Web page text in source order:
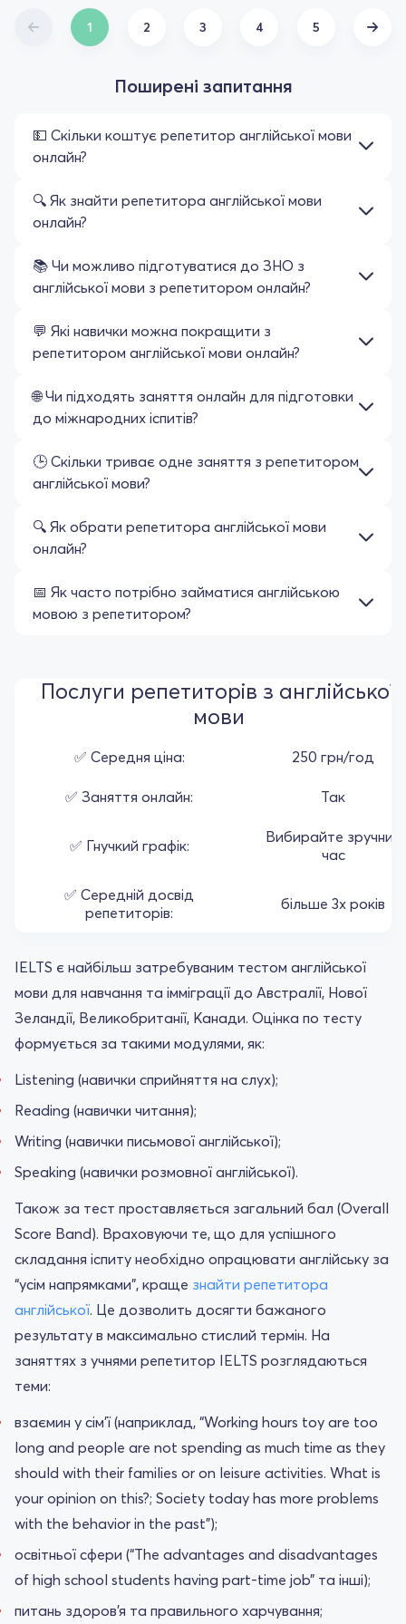
тиждня, вона займається зі мною о 5 ранку..
Рекомендую п. Наталію як професійного,
ввічливого, розумного, терпеливого ,
1 2 3 4 5
Поширені запитання
💵 Скільки коштує репетитор англійської мови
онлайн?
🔍 Як знайти репетитора англійської мови
онлайн?
📚 Чи можливо підготуватися до ЗНО з
англійської мови з репетитором онлайн?
💬 Які навички можна покращити з
репетитором англійської мови онлайн?
🌐 Чи підходять заняття онлайн для підготовки
до міжнародних іспитів?
🕒 Скільки триває одне заняття з репетитором
англійської мови?
🔍 Як обрати репетитора англійської мови
онлайн?
📅 Як часто потрібно займатися англійською
мовою з репетитором?
Послуги репетиторів з англійської
мови
✅ Середня ціна: 250 грн/год
✅ Заняття онлайн: Так
✅ Гнучкий графік:
Вибирайте зручний
час
✅ Середній досвід
репетиторів:
більше 3х років
IELTS є найбільш затребуваним тестом англійської
мови для навчання та імміграції до Австралії, Нової
Зеландії, Великобританії, Канади. Оцінка по тесту
формується за такими модулями, як:
Listening (навички сприйняття на слух);
Reading (навички читання);
Writing (навички письмової англійської);
Speaking (навички розмовної англійської).
Також за тест проставляється загальний бал (Overall
Score Band). Враховуючи те, що для успішного
складання іспиту необхідно опрацювати англійську за
“усім напрямками”, краще знайти репетитора
англійської. Це дозволить досягти бажаного
результату в максимально стислий термін. На
заняттях з учнями репетитор IELTS розглядаються
теми:
взаємин у сім'ї (наприклад, “Working hours toy are too
long and people are not spending as much time as they
should with their families or on leisure activities. What is
your opinion on this?; Society today has more problems
with the behavior in the past”);
освітньої сфери (“The advantages and disadvantages
of high school students having part-time job” та інші);
питань здоров'я та правильного харчування;